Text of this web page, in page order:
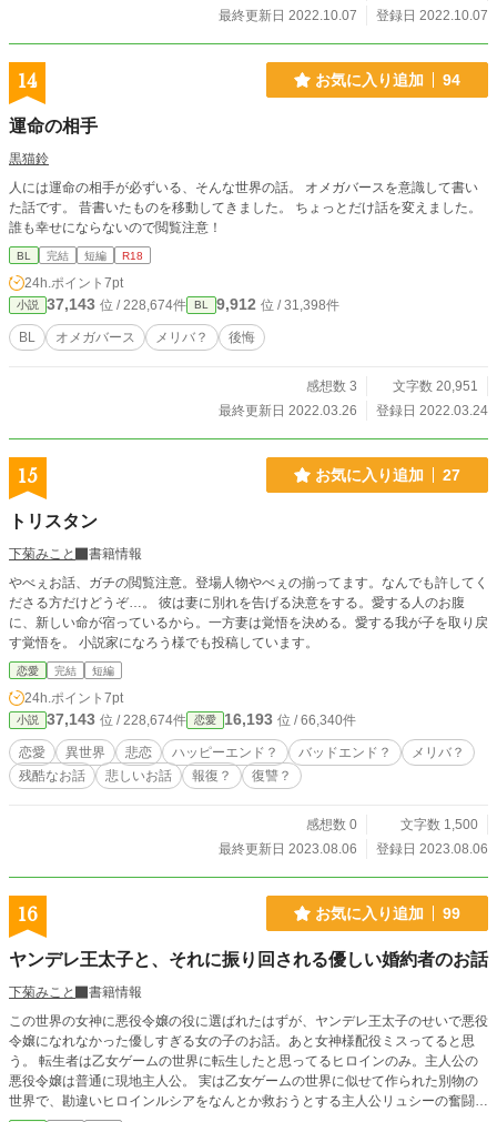
最終更新日 2022.10.07
登録日 2022.10.07
14 お気に入り追加 94
運命の相手
黒猫鈴
人には運命の相手が必ずいる、そんな世界の話。 オメガバースを意識して書い
た話です。 昔書いたものを移動してきました。 ちょっとだけ話を変えました。
誰も幸せにならないので閲覧注意！
BL 完結 短編 R18
24h.ポイント 7pt
小説 37,143 位 / 228,674件 BL 9,912 位 / 31,398件
BL オメガバース メリバ？ 後悔
感想数 3
文字数 20,951
最終更新日 2022.03.26
登録日 2022.03.24
15 お気に入り追加 27
トリスタン
下菊みこと
書籍情報
やべぇお話、ガチの閲覧注意。登場人物やべぇの揃ってます。なんでも許してく
ださる方だけどうぞ…。 彼は妻に別れを告げる決意をする。愛する人のお腹
に、新しい命が宿っているから。一方妻は覚悟を決める。愛する我が子を取り戻
す覚悟を。 小説家になろう様でも投稿しています。
恋愛 完結 短編
24h.ポイント 7pt
小説 37,143 位 / 228,674件 恋愛 16,193 位 / 66,340件
恋愛 異世界 悲恋 ハッピーエンド？ バッドエンド？
メリバ？
残酷なお話
悲しいお話 報復？ 復讐？
感想数 0
文字数 1,500
最終更新日 2023.08.06
登録日 2023.08.06
16 お気に入り追加 99
ヤンデレ王太子と、それに振り回される優しい婚約者のお話
下菊みこと
書籍情報
この世界の女神に悪役令嬢の役に選ばれたはずが、ヤンデレ王太子のせいで悪役
令嬢になれなかった優しすぎる女の子のお話。あと女神様配役ミスってると思
う。 転生者は乙女ゲームの世界に転生したと思ってるヒロインのみ。主人公の
悪役令嬢は普通に現地主人公。 実は乙女ゲームの世界に似せて作られた別物の
世界で、勘違いヒロインルシアをなんとか救おうとする主人公リュシーの奮闘を